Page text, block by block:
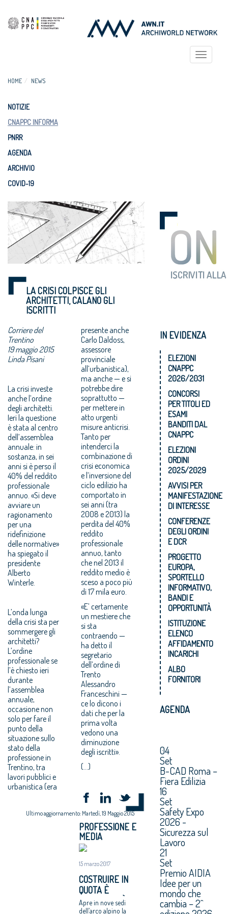
Toggle
HOME NEWS
NOTIZIE
CNAPPC INFORMA
PNRR
AGENDA
ARCHIVIO
COVID-19
LA CRISI COLPISCE GLI
ARCHITETTI, CALANO GLI
ISCRITTI
Corriere del
Trentino
19 maggio 2015
Linda Pisani
La crisi investe
anche l’ordine
degli architetti.
Ieri la questione
è stata al centro
dell’assemblea
annuale: in
sostanza, in sei
anni si è perso il
40% del reddito
professionale
annuo. «Si deve
avviare un
ragionamento
per una
ridefinizione
delle normative»
ha spiegato il
presidente
Alberto
Winterle.
L’onda lunga
della crisi sta per
sommergere gli
architetti?
L’ordine
professionale se
l’è chiesto ieri
durante
l’assemblea
annuale,
occasione non
solo per fare il
punto della
situazione sullo
stato della
professione in
Trentino, tra
lavori pubblici e
urbanistica (era
presente anche
Carlo Daldoss,
assessore
provinciale
all’urbanistica),
ma anche — e si
potrebbe dire
soprattutto —
per mettere in
atto urgenti
misure anticrisi.
Tanto per
intenderci la
combinazione di
crisi economica
e l’inversione del
ciclo edilizio ha
comportato in
sei anni (tra
2008 e 2013) la
perdita del 40%
reddito
professionale
annuo, tanto
che nel 2013 il
reddito medio è
sceso a poco più
di 17 mila euro.
«E’ certamente
un mestiere che
si sta
contraendo —
ha detto il
segretario
dell’ordine di
Trento
Alessandro
Franceschini —
ce lo dicono i
dati che per la
prima volta
vedono una
diminuzione
degli iscritti».
(...)
Ultimo aggiornamento: Martedì, 19 Maggio 2015
PROFESSIONE E
MEDIA
15 marzo 2017
COSTRUIRE IN
QUOTA È
RAZIONALITÀ
Apre in nove sedi
dell’arco alpino la
IN EVIDENZA
ELEZIONI
CNAPPC
2026/2031
CONCORSI
PER TITOLI ED
ESAMI
BANDITI DAL
CNAPPC
ELEZIONI
ORDINI
2025/2029
AVVISI PER
MANIFESTAZIONE
DI INTERESSE
CONFERENZE
DEGLI ORDINI
E DCR
PROGETTO
EUROPA,
SPORTELLO
INFORMATIVO,
BANDI E
OPPORTUNITÀ
ISTITUZIONE
ELENCO
AFFIDAMENTO
INCARICHI
ALBO
FORNITORI
AGENDA
04
Set
B-CAD Roma –
Fiera Edilizia
16
Set
Safety Expo
2026 -
Sicurezza sul
Lavoro
21
Set
Premio AIDIA
Idee per un
mondo che
cambia – 2^